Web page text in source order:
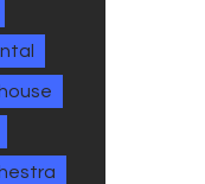
house